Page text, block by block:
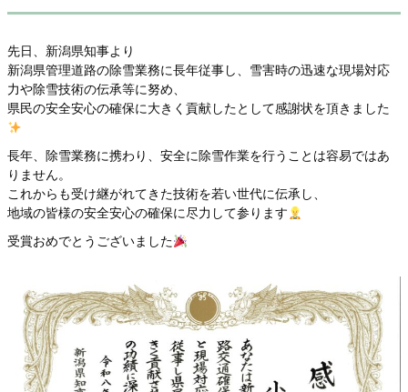
先日、新潟県知事より
新潟県管理道路の除雪業務に長年従事し、雪害時の迅速な現場対応
力や除雪技術の伝承等に努め、
県民の安全安心の確保に大きく貢献したとして感謝状を頂きました
長年、除雪業務に携わり、安全に除雪作業を行うことは容易ではあ
りません。
これからも受け継がれてきた技術を若い世代に伝承し、
地域の皆様の安全安心の確保に尽力して参ります
受賞おめでとうございました